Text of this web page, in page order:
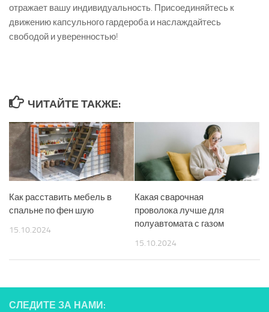
отражает вашу индивидуальность. Присоединяйтесь к
движению капсульного гардероба и наслаждайтесь
свободой и уверенностью!
ЧИТАЙТЕ ТАКЖЕ:
Как расставить мебель в
спальне по фен шую
15.10.2024
Какая сварочная
проволока лучше для
полуавтомата с газом
15.10.2024
СЛЕДИТЕ ЗА НАМИ: